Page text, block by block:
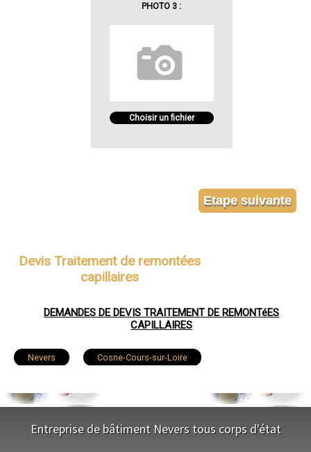
PHOTO 3 :
Choisir un fichier
Devis Traitement de remontées
capillaires
DEMANDES DE DEVIS TRAITEMENT DE REMONTéES
CAPILLAIRES
Nevers Cosne-Cours-sur-Loire
Entreprise de bâtiment Nevers tous corps d'état